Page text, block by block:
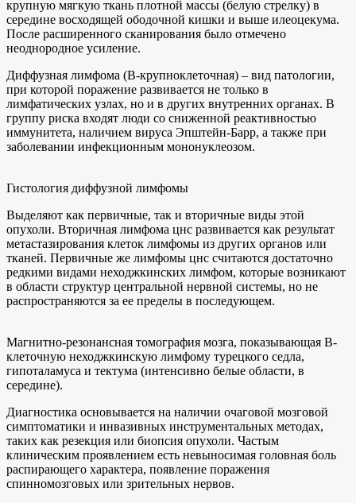
крупную мягкую ткань плотной массы (белую стрелку) в
середине восходящей ободочной кишки и выше илеоцекума.
После расширенного сканирования было отмечено
неоднородное усиление.
Диффузная лимфома (В-крупноклеточная) – вид патологии,
при которой поражение развивается не только в
лимфатических узлах, но и в других внутренних органах. В
группу риска входят люди со сниженной реактивностью
иммунитета, наличием вируса Эпштейн-Барр, а также при
заболевании инфекционным мононуклеозом.
Гистология диффузной лимфомы
Выделяют как первичные, так и вторичные виды этой
опухоли. Вторичная лимфома цнс развивается как результат
метастазирования клеток лимфомы из других органов или
тканей. Первичные же лимфомы цнс считаются достаточно
редкими видами неходжкинских лимфом, которые возникают
в области структур центральной нервной системы, но не
распространяются за ее пределы в последующем.
Магнитно-резонансная томография мозга, показывающая В-
клеточную неходжкинскую лимфому турецкого седла,
гипоталамуса и тектума (интенсивно белые области, в
середине).
Диагностика основывается на наличии очаговой мозговой
симптоматики и инвазивных инструментальных методах,
таких как резекция или биопсия опухоли. Частым
клиническим проявлением есть невыносимая головная боль
распирающего характера, появление поражения
спинномозговых или зрительных нервов.